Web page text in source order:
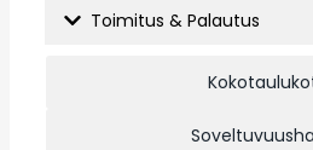
Toimitus & Palautus